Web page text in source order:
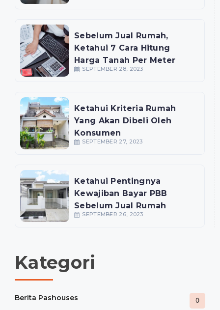
Sebelum Jual Rumah,
Ketahui 7 Cara Hitung
Harga Tanah Per Meter
SEPTEMBER 28, 2023
Ketahui Kriteria Rumah
Yang Akan Dibeli Oleh
Konsumen
SEPTEMBER 27, 2023
Ketahui Pentingnya
Kewajiban Bayar PBB
Sebelum Jual Rumah
SEPTEMBER 26, 2023
Kategori
Berita Pashouses 0